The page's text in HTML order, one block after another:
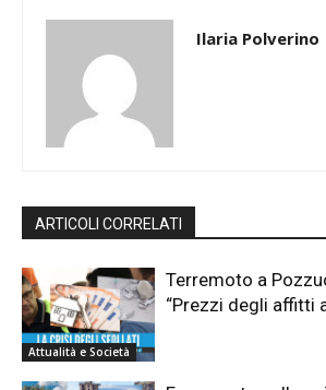
Ilaria Polverino
ARTICOLI CORRELATI
Attualità e Società
Terremoto a
“Prezzi degli affitti